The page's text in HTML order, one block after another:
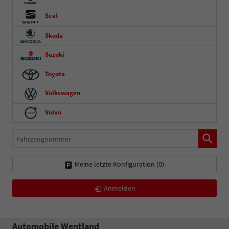
Seat
Skoda
Suzuki
Toyota
Volkswagen
Volvo
Fahrzeugnummer
Meine letzte Konfiguration (0)
Anmelden
Automobile Wentland